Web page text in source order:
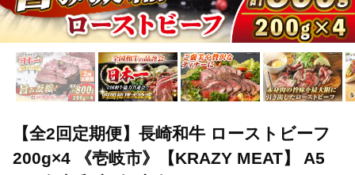
【全2回定期便】長崎和牛 ローストビーフ
200g×4 《壱岐市》【KRAZY MEAT】 A5